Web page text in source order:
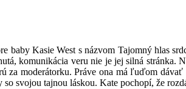
baby Kasie West s názvom Tajomný hlas
komunikácia veru nie je jej silná
za moderátorku. Práve ona má ľuďom
svojou tajnou láskou. Kate pochopí, že